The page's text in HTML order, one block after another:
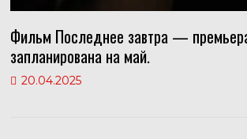
Фильм Последнее завтра —
запланирована на май.
20.04.2025